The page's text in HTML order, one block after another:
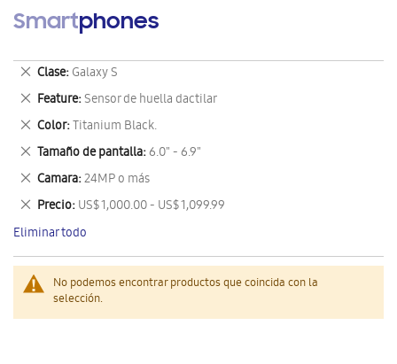
Smartphones
No podemos encontrar productos que coincida con la
selección.
Clase Galaxy S
Eliminar
este
artículo
Feature Sensor de huella dactilar
Eliminar
este
artículo
Color Titanium Black.
Eliminar
este
artículo
Tamaño de pantalla 6.0" - 6.9"
Eliminar
este
artículo
Camara 24MP o más
Eliminar
este
artículo
Precio US$ 1,000.00 - US$ 1,099.99
Eliminar
este
artículo
Eliminar todo